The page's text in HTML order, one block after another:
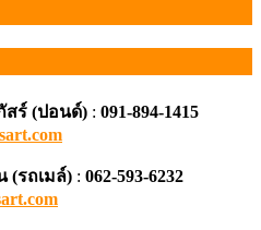
ร์ (ปอนด์) : 091-894-1415
(รถเมล์) : 062-593-6232